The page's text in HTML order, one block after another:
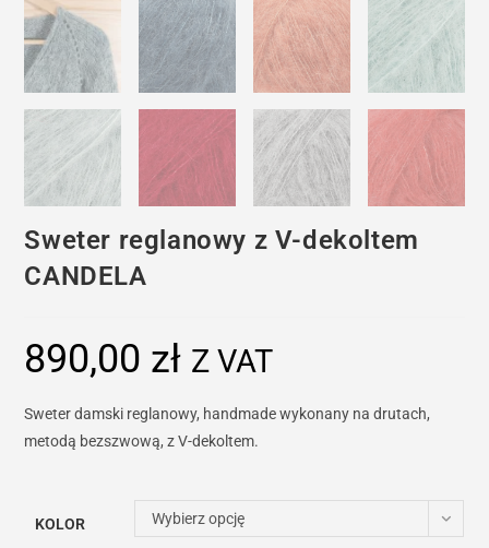
Sweter reglanowy z V-dekoltem
CANDELA
890,00 zł Z VAT
Sweter damski reglanowy, handmade wykonany na drutach,
metodą bezszwową, z V-dekoltem.
KOLOR Wybierz opcję